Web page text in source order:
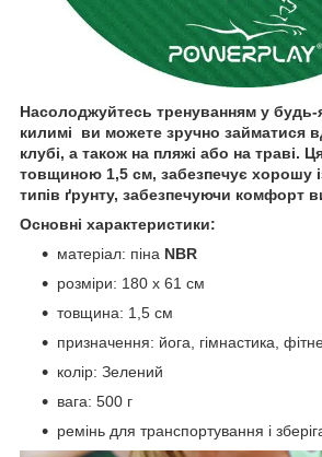
Насолоджуйтесь тренуванням у
килимі ви можете зручно займатися
клубі, а також на пляжі або на траві.
товщиною 1,5 см, забезпечує хорошу
типів ґрунту, забезпечуючи комфорт
Основні характеристики:
матеріал: піна NBR
розміри: 180 x 61 см
товщина: 1,5 см
призначення: йога, гімнастика,
колір: Зелений
вага: 500 г
ремінь для транспортування і